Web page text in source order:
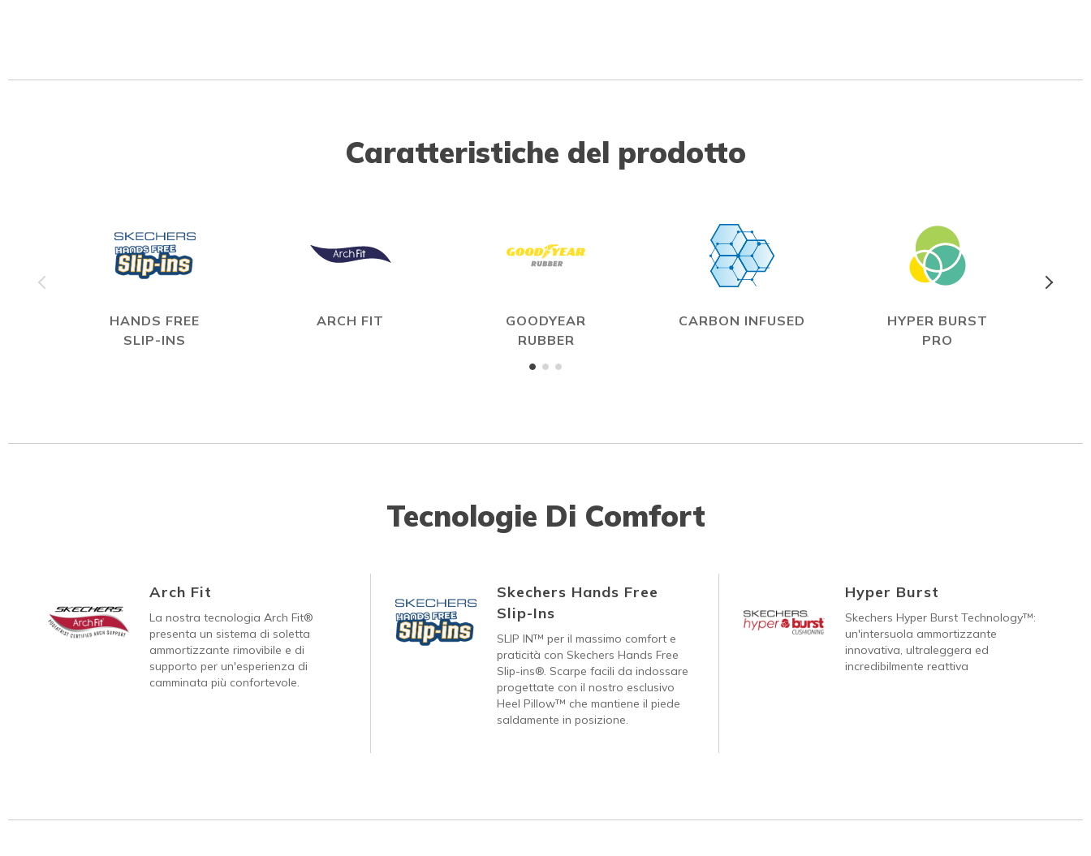
Caratteristiche del prodotto
HANDS FREE
SLIP-INS
ARCH FIT
GOODYEAR
RUBBER
CARBON INFUSED
HYPER BURST
PRO
Tecnologie Di Comfort
Arch Fit
La nostra tecnologia Arch Fit®
presenta un sistema di soletta
ammortizzante rimovibile e di
supporto per un'esperienza di
camminata più confortevole.
Skechers Hands Free
Slip-Ins
SLIP IN™ per il massimo comfort e
praticità con Skechers Hands Free
Slip-ins®. Scarpe facili da indossare
progettate con il nostro esclusivo
Heel Pillow™ che mantiene il piede
saldamente in posizione.
Hyper Burst
Skechers Hyper Burst Technology™:
un'intersuola ammortizzante
innovativa, ultraleggera ed
incredibilmente reattiva